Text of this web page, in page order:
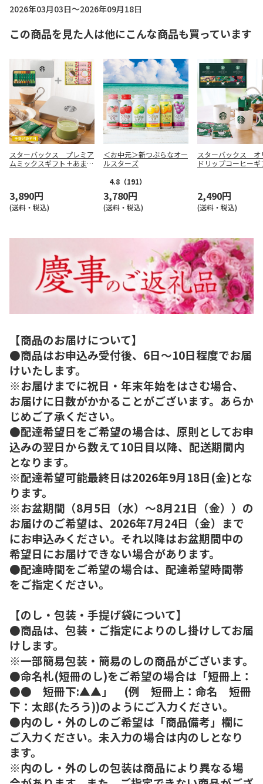
2026年03月03日～2026年09月18日
この商品を見た人は他にこんな商品も買っています
スターバックス プレミア
ムミックスギフト＋あまお
3,890円
(送料・税込)
＜お中元＞新つぶらなオー
ルスターズ
4.8 （191）
3,780円
(送料・税込)
スターバックス オ
ドリップコーヒー
2,490円
(送料・税込)
【商品のお届けについて】
●商品はお申込み受付後、6日～10日程度でお届
けいたします。
※お届けまでに祝日・年末年始をはさむ場合、
お届けに日数がかかることがございます。あらか
じめご了承ください。
●配達希望日をご希望の場合は、原則としてお申
込みの翌日から数えて10日目以降、配送期間内
となります。
※配達希望可能最終日は2026年9月18日(金)とな
ります。
※お盆期間（8月5日（水）～8月21日（金））の
お届けのご希望は、2026年7月24日（金）まで
にお申込みください。それ以降はお盆期間中の
希望日にお届けできない場合があります。
●配達時間をご希望の場合は、配達希望時間帯
をご指定ください。
【のし・包装・手提げ袋について】
●商品は、包装・ご指定によりのし掛けしてお届
けします。
※一部簡易包装・簡易のしの商品がございます。
●命名札(短冊のし)をご希望の場合は「短冊上：
●● 短冊下:▲▲」 (例 短冊上：命名 短冊
下：太郎(たろう))のようにご入力ください。
●内のし・外のしのご希望は「商品備考」欄に
ご入力ください。未入力の場合は内のしとなり
ます。
※内のし・外のしの包装は商品により異なる場